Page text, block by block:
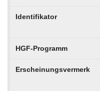
Identifikator
HGF-Programm
Erscheinungsvermerk